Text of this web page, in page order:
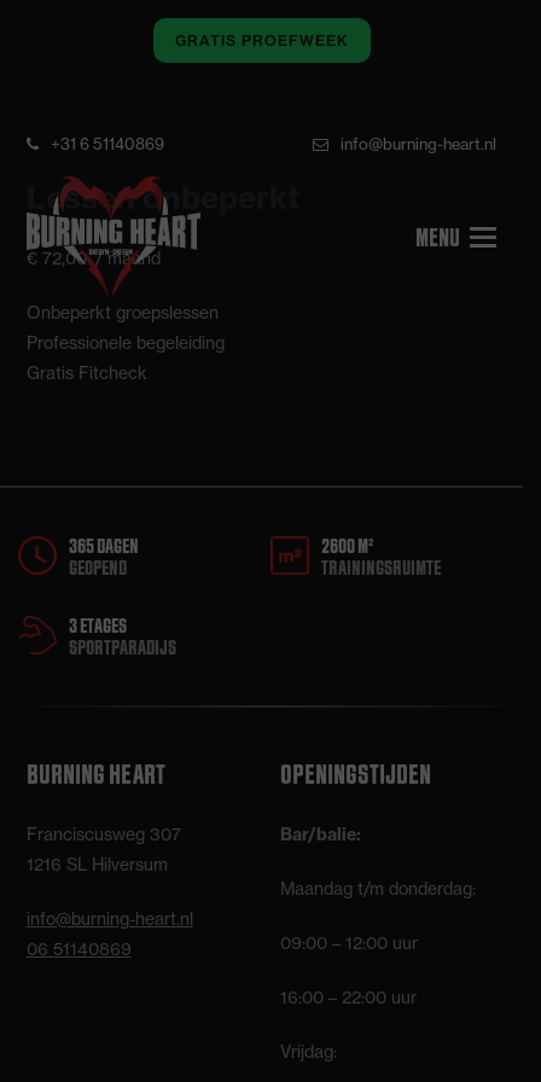
GRATIS PROEFWEEK
+31 6 51140869 info@burning-heart.nl
Lessen onbeperkt
€ 72,00/ maand
Onbeperkt groepslessen
Professionele begeleiding
Gratis Fitcheck
365 DAGEN
GEOPEND
2600 M²
TRAININGSRUIMTE
3 ETAGES
SPORTPARADIJS
BURNING HEART
Franciscusweg 307
1216 SL Hilversum
info@burning-heart.nl
06 51140869
OPENINGSTIJDEN
Bar/balie:
Maandag t/m donderdag:
09:00 – 12:00 uur
16:00 – 22:00 uur
Vrijdag: